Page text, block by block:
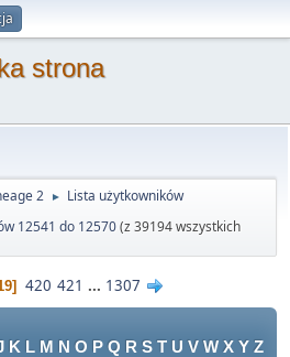
strona
2 ► Lista użytkowników
12541 do 12570(z 39194 wszystkich
420 421 ... 1307
K L M N O P Q R S T U V W X Y Z